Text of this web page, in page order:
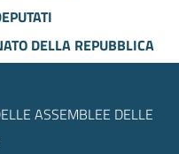
DELLA REPUBBLICA
ASSEMBLEE DELLE